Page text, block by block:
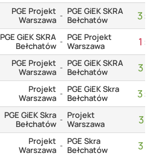
PGE Projekt
Warszawa - PGE GiEK SKRA
Bełchatów
3:
PGE GiEK SKRA
Bełchatów - PGE Projekt
Warszawa
1 :
PGE Projekt
Warszawa - PGE GiEK SKRA
Bełchatów
3
Projekt
Warszawa - PGE GiEK Skra
Bełchatów
3:
PGE GiEK Skra
Bełchatów - Projekt
Warszawa
3
Projekt
Warszawa - PGE Skra
Bełchatów
3